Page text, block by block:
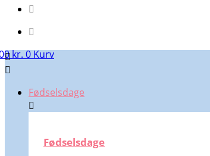
kr.0Kurv
Fødselsdage
Fødselsdage